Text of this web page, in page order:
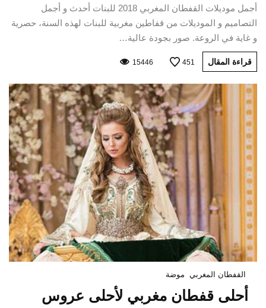
أجمل موديلات القفطان المغربي 2018 للبنات أحدث و أجمل
التصاميم و الموديلات من قفاطين مغربية للبنات لهذه السنة، حصرية
و غاية في الروعة. صور بجودة عالية…
قراءة المقال 451
15446
القفطان المغربي موضة
أحلى قفطان مغربي لأحلى عروس